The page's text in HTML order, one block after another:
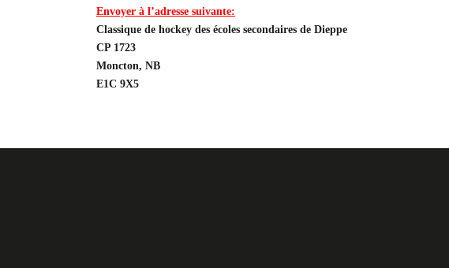
Envoyer à l’adresse suivante:
Classique de hockey des écoles secondaires de Dieppe
CP 1723
Moncton, NB
E1C 9X5